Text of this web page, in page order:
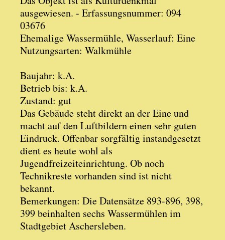
ausgewiesen. - Erfassungsnummer: 094
03676
Ehemalige Wassermühle, Wasserlauf: Eine
Nutzungsarten: Walkmühle
Baujahr: k.A.
Betrieb bis: k.A.
Zustand: gut
Das Gebäude steht direkt an der Eine und
macht auf den Luftbildern einen sehr guten
Eindruck. Offenbar sorgfältig instandgesetzt
dient es heute wohl als
Jugendfreizeiteinrichtung. Ob noch
Technikreste vorhanden sind ist nicht
bekannt.
Bemerkungen: Die Datensätze 893-896, 398,
399 beinhalten sechs Wassermühlen im
Stadtgebiet Aschersleben.